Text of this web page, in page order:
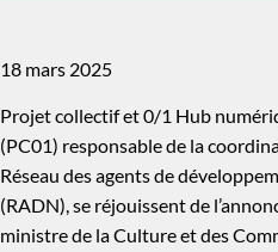
18 mars 2025
Projet collectif et 0/1 Hub
(PC01) responsable de la
Réseau des agents de
(RADN), se réjouissent de
ministre de la Culture et des